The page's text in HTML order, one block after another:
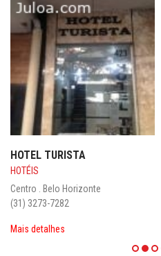
HOTEL TURISTA
HOTÉIS
Centro . Belo Horizonte
(31) 3273-7282
Mais detalhes